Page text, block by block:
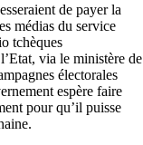
de payer la
médias du service
tchèques
via le ministère de
électorales
espère faire
pour qu’il puisse